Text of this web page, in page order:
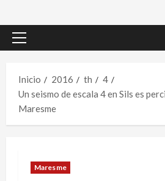
Menú
Inicio
2016 th
4
Un seismo de escala 4 en Sils es
Maresme
Maresme